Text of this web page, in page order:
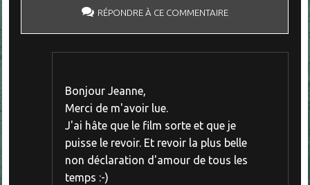
RÉPONDRE À CE COMMENTAIRE
Bonjour Jeanne,
Merci de m'avoir lue.
J'ai hâte que le film sorte et que je
puisse le revoir. Et revoir la plus belle
non déclaration d'amour de tous les
temps :-)